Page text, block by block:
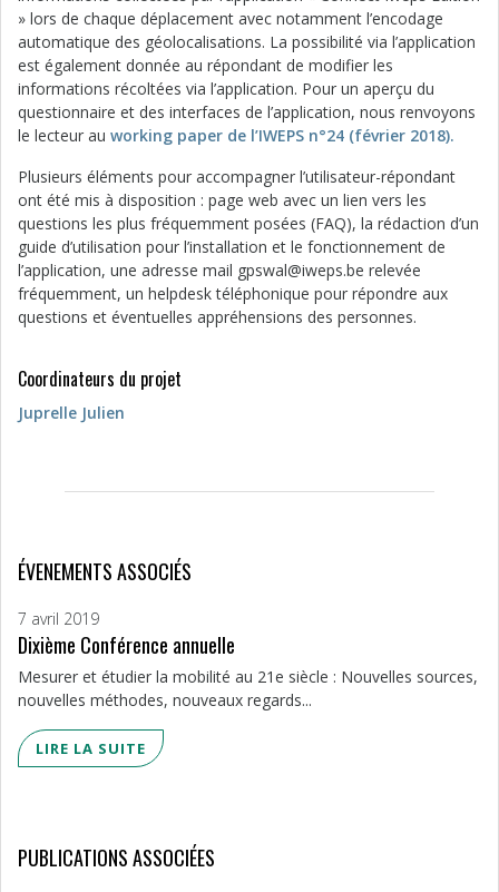
» lors de chaque déplacement avec notamment l’encodage
automatique des géolocalisations. La possibilité via l’application
est également donnée au répondant de modifier les
informations récoltées via l’application. Pour un aperçu du
questionnaire et des interfaces de l’application, nous renvoyons
le lecteur au working paper de l’IWEPS n°24 (février 2018).
Plusieurs éléments pour accompagner l’utilisateur-répondant
ont été mis à disposition : page web avec un lien vers les
questions les plus fréquemment posées (FAQ), la rédaction d’un
guide d’utilisation pour l’installation et le fonctionnement de
l’application, une adresse mail gpswal@iweps.be relevée
fréquemment, un helpdesk téléphonique pour répondre aux
questions et éventuelles appréhensions des personnes.
Coordinateurs du projet
Juprelle Julien
ÉVENEMENTS ASSOCIÉS
7 avril 2019
Dixième Conférence annuelle
Mesurer et étudier la mobilité au 21e siècle : Nouvelles sources,
nouvelles méthodes, nouveaux regards...
LIRE LA SUITE
PUBLICATIONS ASSOCIÉES